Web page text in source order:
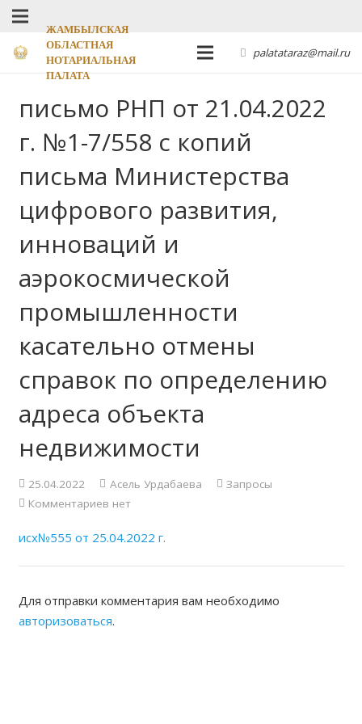
ЖАМБЫЛСКАЯ
ОБЛАСТНАЯ
НОТАРИАЛЬНАЯ
ПАЛАТА
palatataraz@mail.ru
письмо РНП от 21.04.2022
г. №1-7/558 с копий
письма Министерства
цифрового развития,
инноваций и
аэрокосмической
промышленности
касательно отмены
справок по определению
адреса объекта
недвижимости
25.04.2022 Асель Урдабаева
Запросы
Комментариев нет
исх№555 от 25.04.2022 г.
Для отправки комментария вам необходимо
авторизоваться.